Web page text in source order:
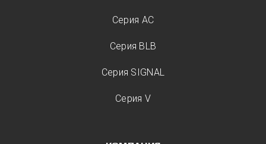
Серия AC
Серия BLB
Серия SIGNAL
Серия V